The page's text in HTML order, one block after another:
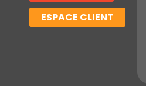
ESPACE CLIENT